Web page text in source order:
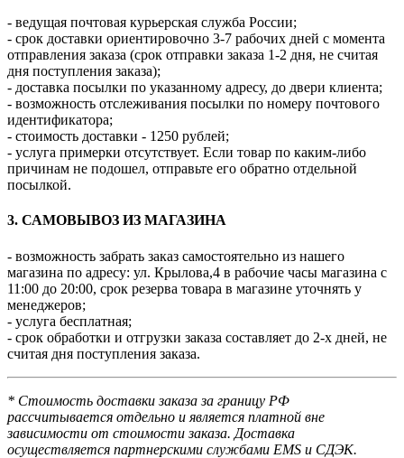
- ведущая почтовая курьерская служба России;
- срок доставки ориентировочно 3-7 рабочих дней с момента
отправления заказа (срок отправки заказа 1-2 дня, не считая
дня поступления заказа);
- доставка посылки по указанному адресу, до двери клиента;
- возможность отслеживания посылки по номеру почтового
идентификатора;
- стоимость доставки - 1250 рублей;
- услуга примерки отсутствует. Если товар по каким-либо
причинам не подошел, отправьте его обратно отдельной
посылкой.
3. САМОВЫВОЗ ИЗ МАГАЗИНА
- возможность забрать заказ самостоятельно из нашего
магазина по адресу: ул. Крылова,4 в рабочие часы магазина с
11:00 до 20:00, срок резерва товара в магазине уточнять у
менеджеров;
- услуга бесплатная;
- срок обработки и отгрузки заказа составляет до 2-х дней, не
считая дня поступления заказа.
* Стоимость доставки заказа за границу РФ
рассчитывается отдельно и является платной вне
зависимости от стоимости заказа. Доставка
осуществляется партнерскими службами EMS и СДЭК.